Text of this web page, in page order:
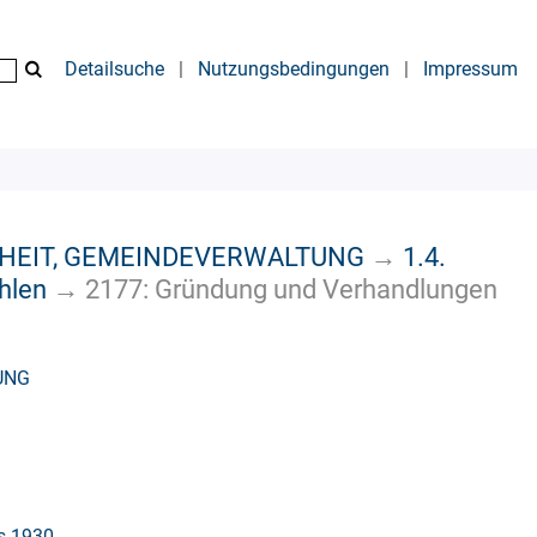
Detailsuche | Nutzungsbedingungen | Impressum
GEMEINDEVERWALTUNG → 1.4.
→ 2177: Gründung und Verhandlungen